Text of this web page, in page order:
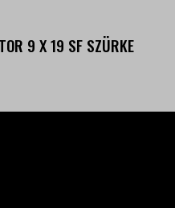
9 X 19 SF SZÜRKE